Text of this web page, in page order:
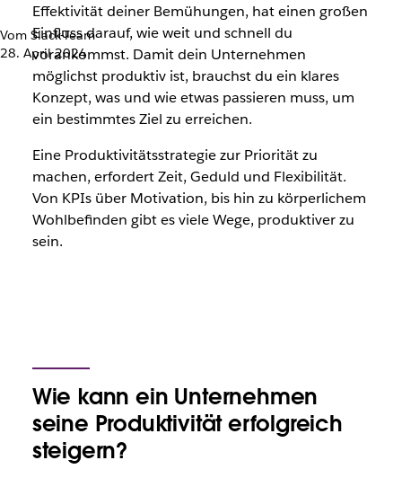
Vom Slack-Team
28. April 2024
Effektivität deiner Bemühungen, hat einen großen
Einfluss darauf, wie weit und schnell du
vorankommst. Damit dein Unternehmen
möglichst produktiv ist, brauchst du ein klares
Konzept, was und wie etwas passieren muss, um
ein bestimmtes Ziel zu erreichen.
Eine Produktivitätsstrategie zur Priorität zu
machen, erfordert Zeit, Geduld und Flexibilität.
Von KPIs über Motivation, bis hin zu körperlichem
Wohlbefinden gibt es viele Wege, produktiver zu
sein.
Wie kann ein Unternehmen
seine Produktivität erfolgreich
steigern?